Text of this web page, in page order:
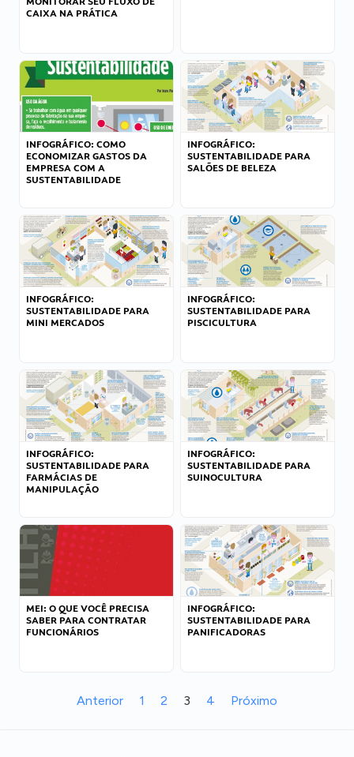
CAIXA NA PRÁTICA
INFOGRÁFICO: COMO
ECONOMIZAR GASTOS DA
EMPRESA COM A
SUSTENTABILIDADE
INFOGRÁFICO:
SUSTENTABILIDADE PARA
SALÕES DE BELEZA
INFOGRÁFICO:
SUSTENTABILIDADE PARA
MINI MERCADOS
INFOGRÁFICO:
SUSTENTABILIDADE PARA
PISCICULTURA
INFOGRÁFICO:
SUSTENTABILIDADE PARA
FARMÁCIAS DE
MANIPULAÇÃO
INFOGRÁFICO:
SUSTENTABILIDADE PARA
SUINOCULTURA
MEI: O QUE VOCÊ PRECISA
SABER PARA CONTRATAR
FUNCIONÁRIOS
INFOGRÁFICO:
SUSTENTABILIDADE PARA
PANIFICADORAS
Anterior 1 2 3 4 Próximo